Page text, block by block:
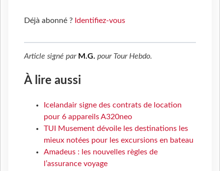
Déjà abonné ? Identifiez-vous
Article signé par M.G. pour Tour Hebdo.
À lire aussi
Icelandair signe des contrats de location
pour 6 appareils A320neo
TUI Musement dévoile les destinations les
mieux notées pour les excursions en bateau
Amadeus : les nouvelles règles de
l’assurance voyage